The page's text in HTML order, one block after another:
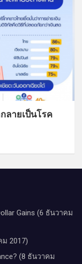
ลายเป็นโรค
Gains (6 ธันวาคม
ม 2017)
(8 ธันวาคม